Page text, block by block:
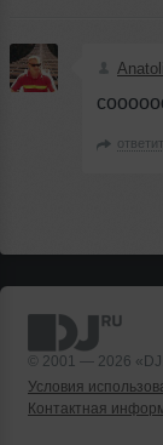
© 2001 — 2026
Условия
Контактная